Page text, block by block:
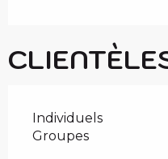
Individuels
Groupes